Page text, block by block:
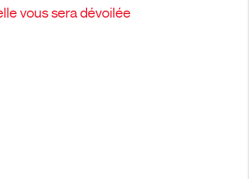
vous sera dévoilée